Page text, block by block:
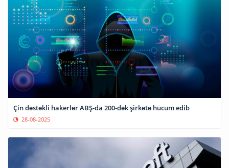
Çin dəstəkli hakerlər ABŞ-da 200-dək şirkətə hücum edib
28-08-2025